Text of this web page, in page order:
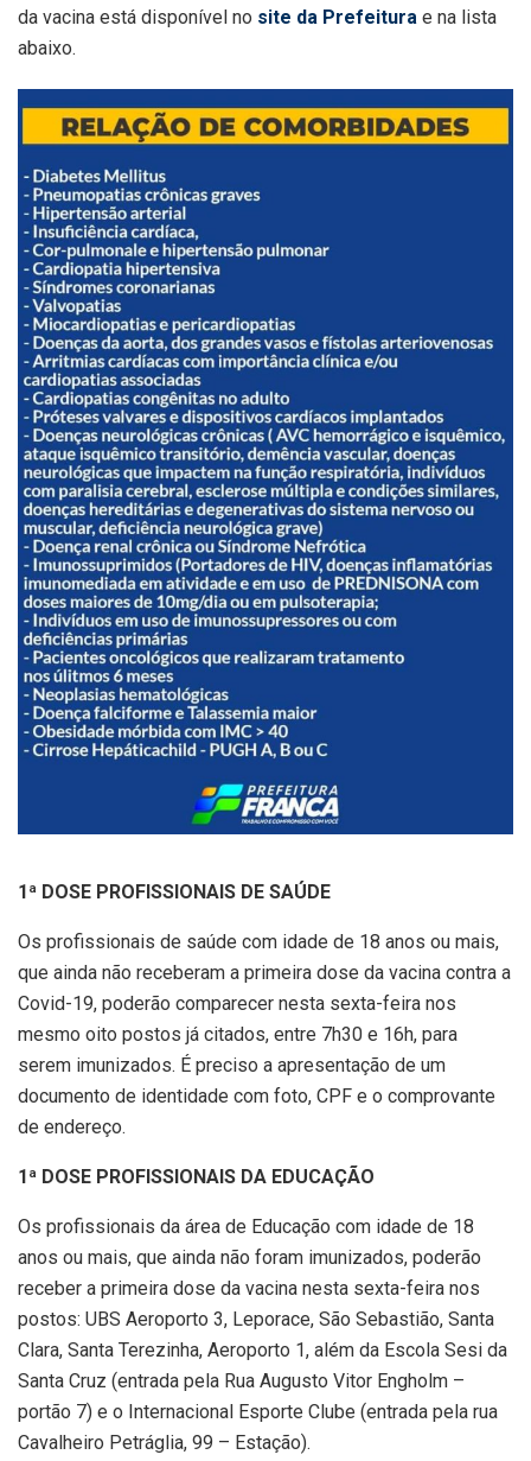
da vacina está disponível no site da Prefeitura e na lista
abaixo.
1ª DOSE PROFISSIONAIS DE SAÚDE
Os profissionais de saúde com idade de 18 anos ou mais,
que ainda não receberam a primeira dose da vacina contra a
Covid-19, poderão comparecer nesta sexta-feira nos
mesmo oito postos já citados, entre 7h30 e 16h, para
serem imunizados. É preciso a apresentação de um
documento de identidade com foto, CPF e o comprovante
de endereço.
1ª DOSE PROFISSIONAIS DA EDUCAÇÃO
Os profissionais da área de Educação com idade de 18
anos ou mais, que ainda não foram imunizados, poderão
receber a primeira dose da vacina nesta sexta-feira nos
postos: UBS Aeroporto 3, Leporace, São Sebastião, Santa
Clara, Santa Terezinha, Aeroporto 1, além da Escola Sesi da
Santa Cruz (entrada pela Rua Augusto Vitor Engholm –
portão 7) e o Internacional Esporte Clube (entrada pela rua
Cavalheiro Petráglia, 99 – Estação).